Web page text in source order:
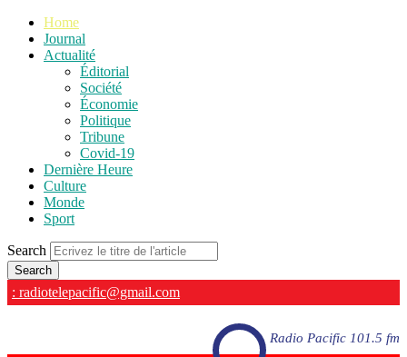
Home
Journal
Actualité
Éditorial
Société
Économie
Politique
Tribune
Covid-19
Dernière Heure
Culture
Monde
Sport
Search
: radiotelepacific@gmail.com
Radio Pacific 101.5 fm